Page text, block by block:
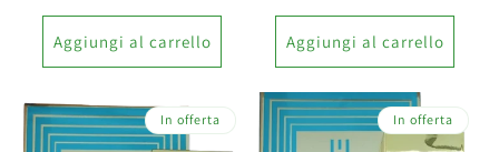
listino
Aggiungi al carrello
di
listino
scontato
Aggiungi al carrello
In offerta In offerta